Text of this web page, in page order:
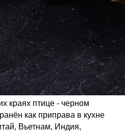
краях птице - черном
как приправа в кухне
Вьетнам, Индия,